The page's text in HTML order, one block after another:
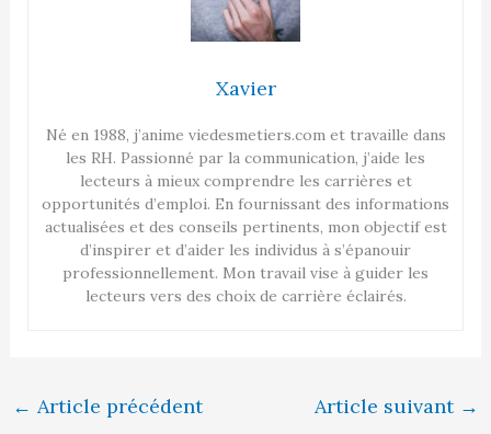
Xavier
Né en 1988, j’anime viedesmetiers.com et travaille dans
les RH. Passionné par la communication, j’aide les
lecteurs à mieux comprendre les carrières et
opportunités d’emploi. En fournissant des informations
actualisées et des conseils pertinents, mon objectif est
d’inspirer et d’aider les individus à s’épanouir
professionnellement. Mon travail vise à guider les
lecteurs vers des choix de carrière éclairés.
← Article précédent Article suivant →